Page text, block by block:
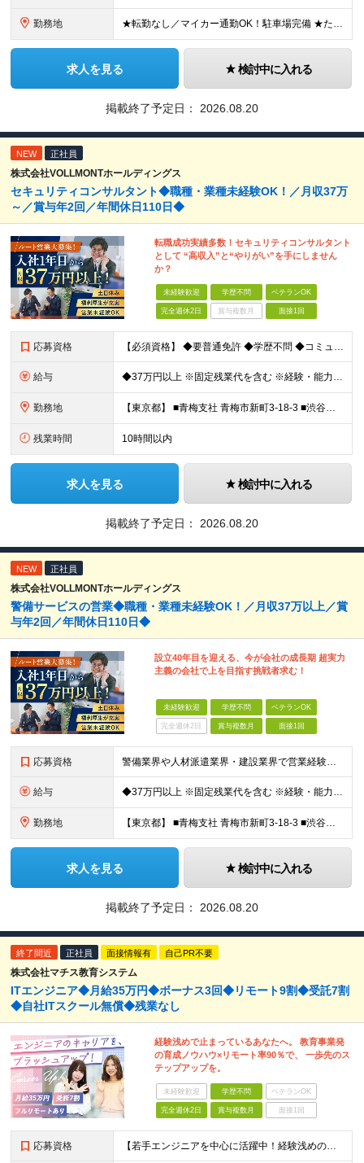
勤務地 ★転勤なし／マイカー通勤OK！駐車場完備 ★たまプラーザ／新百合ヶ丘／登戸などから送迎バスも出ています！ 【向ケ丘自動車学校】 神奈川県川崎市宮前区菅生4-6-1 ※(変更の範囲)勤務地に変更なし
求人を見る 検討中に入れる
掲載終了予定日： 2026.08.20
NEW 正社員
株式会社VOLLMONTホールディングス
セキュリティコンサルタント◆職種・業種未経験OK！／月収37万
～／賞与年2回／年間休日110日◆
転職成功実績多数！セキュリティコンサルタント
として “高収入”と“やりがい”を手にしません
か？
未経験歓迎 学歴不問 ベテランOK
完全週休2日 賞与複数月 面接1回
応募資格 【必須資格】 ◆要普通免許 ◆学歴不問 ◆コミュニケーション能力に自信のある方 ⇒お客様との関係をより良いものにしてください◎ ◆計画性を持って積極的に行動できる方 ⇒先のことを考えてお客様
給与 ◆37万円以上 ※固定残業代を含む ※経験・能力を考慮 ※決算賞与あり 【固定残業代】14万円/45時間 ※固定残業代は残業がない場合も支給し、超過分は別途支給する ※超過分は別途全額支給 ・一律手
勤務地 【東京都】 ■青梅支社 青梅市新町3-18-3 ■渋谷支社 渋谷区渋谷1-6-5 ■新宿支社 新宿区新宿3-11-10 ■池袋支社 豊島区東池袋1-35-5 ■両国支社 墨田区江東橋1-12-8KDビ
残業時間 10時間以内
求人を見る 検討中に入れる
掲載終了予定日： 2026.08.20
NEW 正社員
株式会社VOLLMONTホールディングス
警備サービスの営業◆職種・業種未経験OK！／月収37万以上／賞
与年2回／年間休日110日◆
設立40年目を迎える、今が会社の成長期 超実力
主義の会社で上を目指す挑戦者求む！
未経験歓迎 学歴不問 ベテランOK
完全週休2日 賞与複数月 面接1回
応募資格 警備業界や人材派遣業界・建設業界で営業経験がある方歓迎！ 管理職経験も活かせます◎ 【具体的には】 業界・職種未経験の方歓迎 ★要普通免許 ★学歴不問
給与 ◆37万円以上 ※固定残業代を含む ※経験・能力を考慮 ※決算賞与あり 【固定残業代】14万円/45時間 ※固定残業代は残業がない場合も支給し、超過分は別途支給する ※超過分は別途全額支給 ・一律手
勤務地 【東京都】 ■青梅支社 青梅市新町3-18-3 ■渋谷支社 渋谷区渋谷1-6-5 ■新宿支社 新宿区新宿3-11-10 ■池袋支社 豊島区東池袋1-35-5 ■両国支社 墨田区江東橋1-12-8KDビ
求人を見る 検討中に入れる
掲載終了予定日： 2026.08.20
終了間近 正社員 面接情報有 自己PR不要
株式会社マチス教育システム
ITエンジニア◆月給35万円◆ボーナス3回◆リモート9割◆受託7割
◆自社ITスクール無償◆残業なし
経験浅めで止まっているあなたへ。 教育事業発
の育成ノウハウ×リモート率90％で、 一歩先のス
テップアップを。
未経験歓迎 学歴不問 ベテランOK
完全週休2日 賞与複数月 面接1回
応募資格 【若手エンジニアを中心に活躍中！経験浅めの方歓迎】 ◆何らかの開発経験（領域・言語不問） ※学歴不問 ※実務未経験も歓迎しています ＼こんな方はぜひご応募ください／ □主体的に学び、自発的にキャリア